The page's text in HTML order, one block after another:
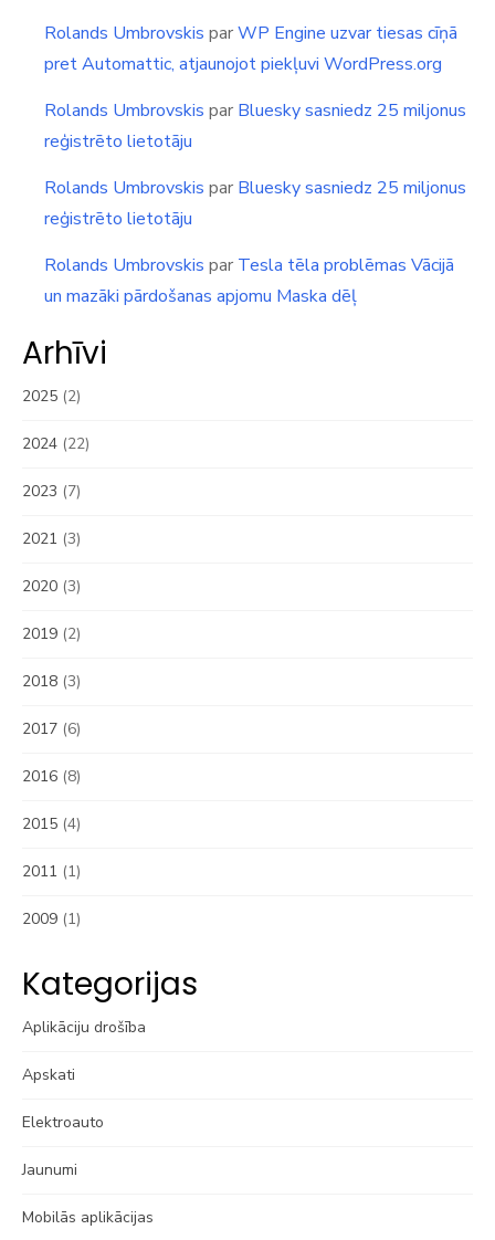
Rolands Umbrovskis parWP Engine uzvar tiesas cīņā
pret Automattic, atjaunojot piekļuvi WordPress.org
Rolands Umbrovskis par Bluesky sasniedz 25 miljonus
reģistrēto lietotāju
Rolands Umbrovskis par Bluesky sasniedz 25 miljonus
reģistrēto lietotāju
Rolands Umbrovskis par Tesla tēla problēmas Vācijā
un mazāki pārdošanas apjomu Maska dēļ
Arhīvi
2025 (2)
2024 (22)
2023 (7)
2021 (3)
2020 (3)
2019 (2)
2018 (3)
2017 (6)
2016 (8)
2015 (4)
2011 (1)
2009 (1)
Kategorijas
Aplikāciju drošība
Apskati
Elektroauto
Jaunumi
Mobilās aplikācijas